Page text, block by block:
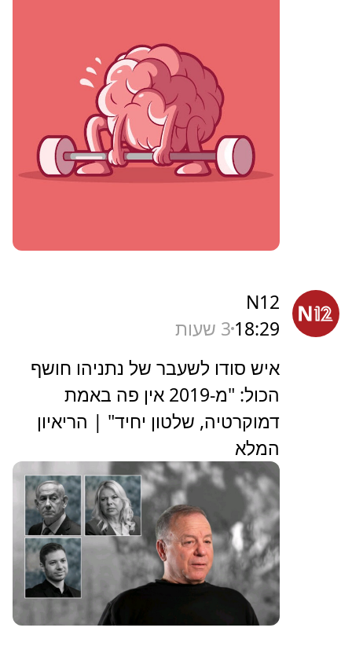
N12
18:29 3 שעות
איש סודו לשעבר של נתניהו חושף
הכול: "מ-2019 אין פה באמת
דמוקרטיה, שלטון יחיד" | הריאיון
המלא